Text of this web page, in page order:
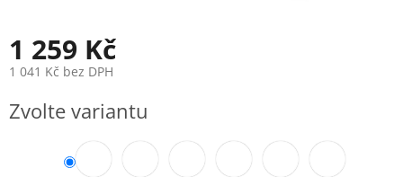
1 259 Kč
1 041 Kč bez DPH
cena:
Zvolte variantu